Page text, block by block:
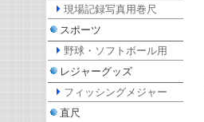
現場記録写真用巻尺
スポーツ
野球・ソフトボール用
レジャーグッズ
フィッシングメジャー
直尺